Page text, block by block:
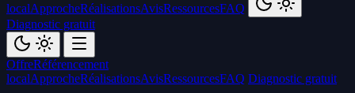
localApprocheRéalisationsAvisRessourcesFAQ
Diagnostic gratuit
OffreRéférencement
localApprocheRéalisationsAvisRessourcesFAQ Diagnostic gratuit